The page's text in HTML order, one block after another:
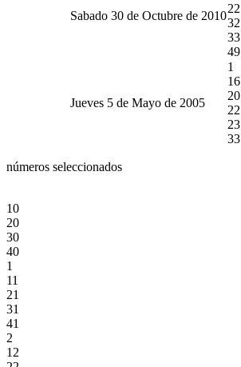
Sabado 30 de Octubre de 2010
22
32
33
49
Jueves 5 de Mayo de 2005
1
16
20
22
23
33
números seleccionados
10
20
30
40
1
11
21
31
41
2
12